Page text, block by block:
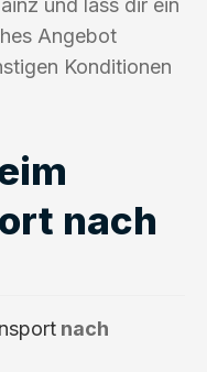
und lass dir ein
Angebot
Konditionen
nach
nach